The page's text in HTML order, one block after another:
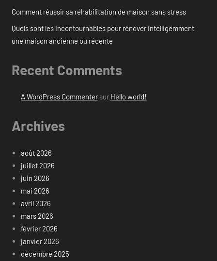
Comment réussir sa réhabilitation de maison sans stress
Quels sont les incontournables pour rénover intelligemment
une maison ancienne ou récente
Recent Comments
A WordPress Commentersur Hello world!
Archives
août 2026
juillet 2026
juin 2026
mai 2026
avril 2026
mars 2026
février 2026
janvier 2026
décembre 2025